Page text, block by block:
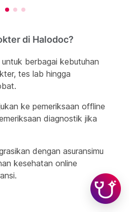
di Halodoc?
berbagai kebutuhan
tes lab hingga
ke pemeriksaan offline
diagnostik jika
dengan asuransimu
kesehatan online